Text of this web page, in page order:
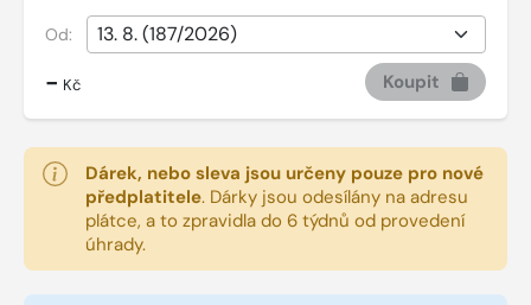
Od:
- Kč Koupit
Dárek, nebo sleva jsou určeny pouze pro nové
předplatitele. Dárky jsou odesílány na adresu
plátce, a to zpravidla do 6 týdnů od provedení
úhrady.